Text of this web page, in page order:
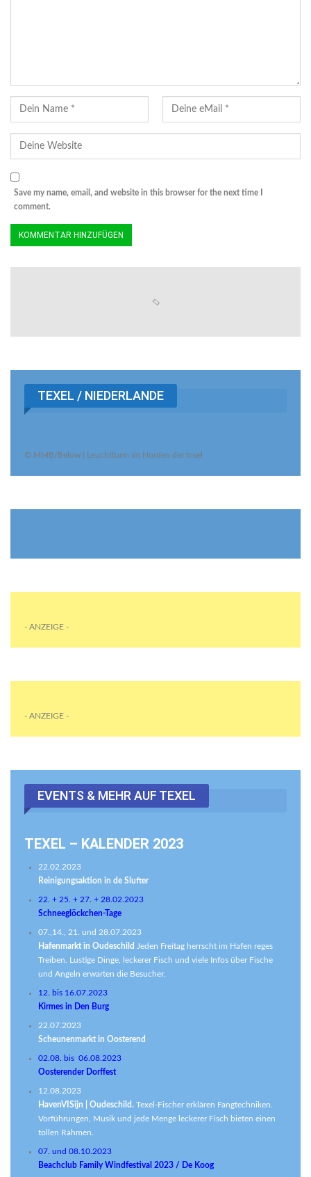
Save my name, email, and website in this browser for the next time I
comment.
TEXEL / NIEDERLANDE
© MMB/Below | Leuchtturm im Norden der Insel
- ANZEIGE -
- ANZEIGE -
EVENTS & MEHR AUF TEXEL
TEXEL – KALENDER 2023
22.02.2023
Reinigungsaktion in de Slufter
22. + 25. + 27. + 28.02.2023
Schneeglöckchen-Tage
07.,14., 21. und 28.07.2023
Hafenmarkt in Oudeschild Jeden Freitag herrscht im Hafen reges
Treiben. Lustige Dinge, leckerer Fisch und viele Infos über Fische
und Angeln erwarten die Besucher.
12. bis 16.07.2023
Kirmes in Den Burg
22.07.2023
Scheunenmarkt in Oosterend
02.08. bis 06.08.2023
Oosterender Dorffest
12.08.2023
HavenVISijn | Oudeschild. Texel-Fischer erklären Fangtechniken.
Vorführungen, Musik und jede Menge leckerer Fisch bieten einen
tollen Rahmen.
07. und 08.10.2023
Beachclub Family Windfestival 2023 / De Koog